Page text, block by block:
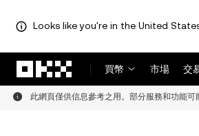
Looks like you're in the United
買幣
市場 交
此網頁僅供信息參考之用。部分服務和功能可